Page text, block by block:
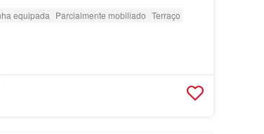
equipada Parcialmente mobiliado Terraço